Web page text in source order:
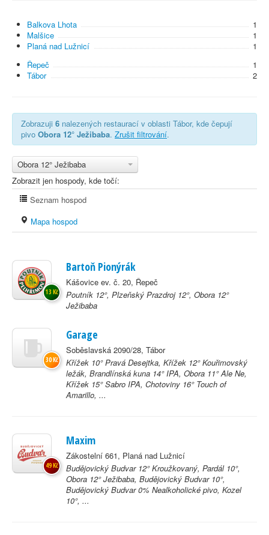
Balkova Lhota
1
Malšice
1
Planá nad Lužnicí
1
Řepeč
1
Tábor
2
Zobrazuji 6 nalezených restaurací v oblasti Tábor, kde čepují
pivo Obora 12° Ježibaba. Zrušit filtrování.
Obora 12° Ježibaba
Zobrazit jen hospody, kde točí:
Seznam hospod
Mapa hospod
Bartoň Pionýrák
Kášovice ev. č. 20, Řepeč
Poutník 12°, Plzeňský Prazdroj 12°, Obora 12°
Ježibaba
13 Kč
Garage
Soběslavská 2090/28, Tábor
Křížek 10° Pravá Desejtka, Křížek 12° Kouřimovský
ležák, Brandlínská kuna 14° IPA, Obora 11° Ale Ne,
Křížek 15° Sabro IPA, Chotoviny 16° Touch of
Amarillo, ...
30 Kč
Maxim
Zákostelní 661, Planá nad Lužnicí
Budějovický Budvar 12° Kroužkovaný, Pardál 10°,
Obora 12° Ježibaba, Budějovický Budvar 10°,
Budějovický Budvar 0% Nealkoholické pivo, Kozel
10°, ...
49 Kč